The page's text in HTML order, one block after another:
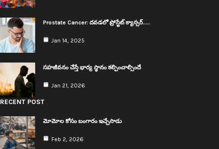
Prostate Cancer: ద‌వ‌డ‌లో ప్రోస్టేట్ క్యాన్స‌ర్..…
Jan 14, 2025
స‌హ‌జీవ‌నం చేస్తే భార్య స్థానం క‌ల్పించాల్సిందే
Jan 21, 2026
RECENT POST
మోమోల కోసం బంగారం ఇచ్చేసాడు
Feb 2, 2026